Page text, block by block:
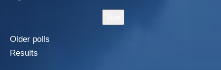
Older polls
Results